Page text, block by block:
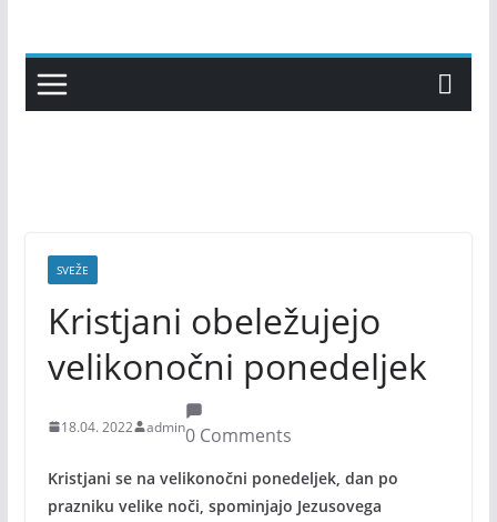
content
SVEŽE
Kristjani obeležujejo
velikonočni ponedeljek
18.04. 2022 admin0 Comments
Kristjani se na velikonočni ponedeljek, dan po
prazniku velike noči, spominjajo Jezusovega